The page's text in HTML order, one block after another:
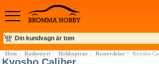
Din kundvagn är tom
Hem:: Radiostyrt:: Helikoptrar:: Reservdelar:: Kyosho